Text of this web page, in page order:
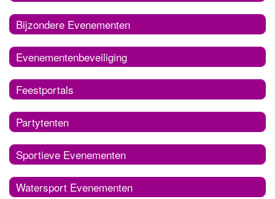
Bijzondere Evenementen
Evenementenbeveiliging
Feestportals
Partytenten
Sportieve Evenementen
Watersport Evenementen